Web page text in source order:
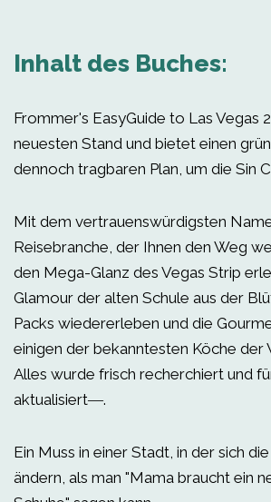
Inhalt des Buches:
Frommer's EasyGuide to Las Vegas
neuesten Stand und bietet einen
dennoch tragbaren Plan, um die Sin
Mit dem vertrauenswürdigsten
Reisebranche, der Ihnen den Weg
den Mega-Glanz des Vegas Strip
Glamour der alten Schule aus der
Packs wiedererleben und die
einigen der bekanntesten Köche der
Alles wurde frisch recherchiert und
aktualisiert―.
Ein Muss in einer Stadt, in der sich
ändern, als man "Mama braucht ein